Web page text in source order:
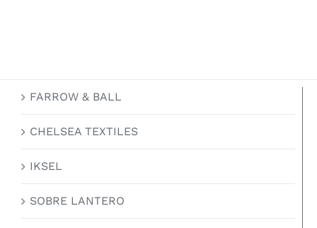
FARROW & BALL
CHELSEA TEXTILES
IKSEL
SOBRE LANTERO